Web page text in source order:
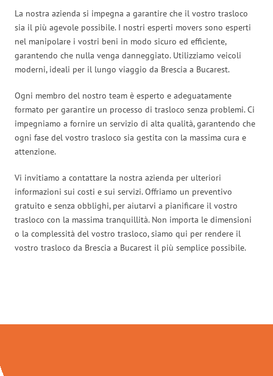
La nostra azienda si impegna a garantire che il vostro trasloco
sia il più agevole possibile. I nostri esperti movers sono esperti
nel manipolare i vostri beni in modo sicuro ed efficiente,
garantendo che nulla venga danneggiato. Utilizziamo veicoli
moderni, ideali per il lungo viaggio da Brescia a Bucarest.
Ogni membro del nostro team è esperto e adeguatamente
formato per garantire un processo di trasloco senza problemi. Ci
impegniamo a fornire un servizio di alta qualità, garantendo che
ogni fase del vostro trasloco sia gestita con la massima cura e
attenzione.
Vi invitiamo a contattare la nostra azienda per ulteriori
informazioni sui costi e sui servizi. Offriamo un preventivo
gratuito e senza obblighi, per aiutarvi a pianificare il vostro
trasloco con la massima tranquillità. Non importa le dimensioni
o la complessità del vostro trasloco, siamo qui per rendere il
vostro trasloco da Brescia a Bucarest il più semplice possibile.